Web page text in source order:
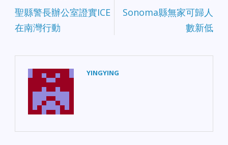
聖縣警長辦公室證實ICE
在南灣行動
Sonoma縣無家可歸人
數新低
YINGYING